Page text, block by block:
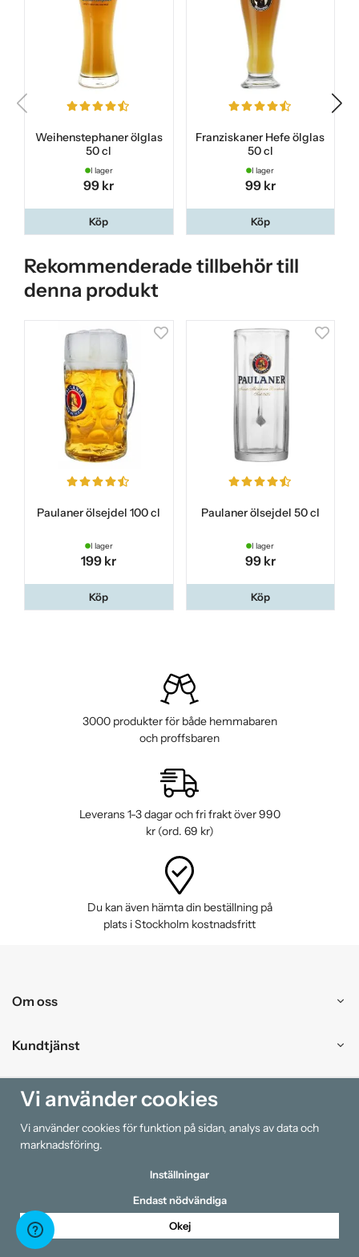
Weihenstephaner ölglas
50 cl
I lager
99 kr
Köp
Franziskaner Hefe ölglas
50 cl
I lager
99 kr
Köp
Rekommenderade tillbehör till
denna produkt
Paulaner ölsejdel 100 cl
I lager
199 kr
Köp
Paulaner ölsejdel 50 cl
I lager
99 kr
Köp
3000 produkter för både hemmabaren
och proffsbaren
Leverans 1-3 dagar och fri frakt över 990
kr (ord. 69 kr)
Du kan även hämta din beställning på
plats i Stockholm kostnadsfritt
Om oss
Kundtjänst
Handla
Information
Vi använder cookies
Vi använder cookies för funktion på sidan, analys av data och
marknadsföring.
Inställningar
Endast nödvändiga
Okej